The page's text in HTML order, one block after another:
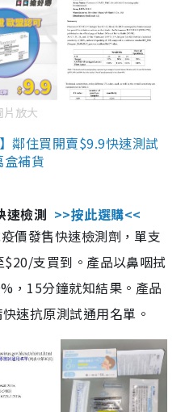
片放大
鄰住買開賣$9.9快速測試
補貨
速檢測 >>按此選購<<
價發售快速檢測劑，單支
支買到。產品以鼻咽拭
，15分鐘就知結果。產品
速抗原測試通用名單。